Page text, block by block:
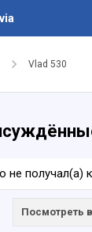
Vlad 530
не получал(а)
Посмотреть